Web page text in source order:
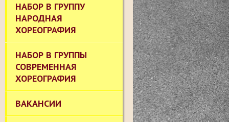
НАБОР В ГРУППУ
НАРОДНАЯ
ХОРЕОГРАФИЯ
НАБОР В ГРУППЫ
СОВРЕМЕННАЯ
ХОРЕОГРАФИЯ
ВАКАНСИИ